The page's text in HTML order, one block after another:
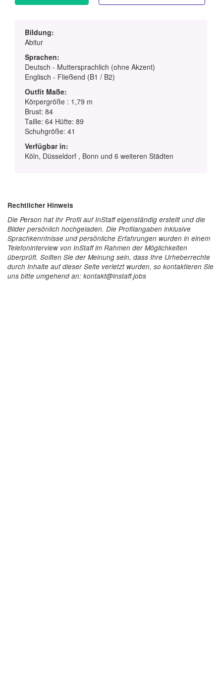
Bildung:
Abitur
Sprachen:
Deutsch - Muttersprachlich (ohne Akzent)
Englisch - Fließend (B1 / B2)
Outfit Maße:
Körpergröße : 1,79 m
Brust: 84
Taille: 64 Hüfte: 89
Schuhgröße: 41
Verfügbar in:
Köln, Düsseldorf , Bonn und 6 weiteren Städten
Rechtlicher Hinweis
Die Person hat ihr Profil auf InStaff eigenständig erstellt und die
Bilder persönlich hochgeladen. Die Profilangaben inklusive
Sprachkenntnisse und persönliche Erfahrungen wurden in einem
Telefoninterview von InStaff im Rahmen der Möglichkeiten
überprüft. Sollten Sie der Meinung sein, dass Ihre Urheberrechte
durch Inhalte auf dieser Seite verletzt wurden, so kontaktieren Sie
uns bitte umgehend an: kontakt@instaff.jobs